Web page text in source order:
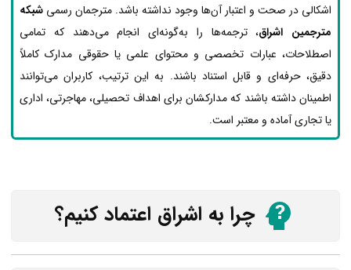
اشکالی در صحت و اعتبار آن‌ها وجود نداشته باشد. مترجمان رسمی شبکه
مترجمین اشراق، ترجمه‌ها را به‌گونه‌ای انجام می‌دهند که تمامی
اصطلاحات، عبارات تخصصی و محتوای علمی یا حقوقی مدارک کاملاً
دقیق، حرفه‌ای و قابل استناد باشند. به این ترتیب، کاربران می‌توانند
اطمینان داشته باشند که مدارکشان برای اهداف تحصیلی، مهاجرتی، اداری
یا تجاری آماده و معتبر است.
چرا به اشراق اعتماد کنیم؟